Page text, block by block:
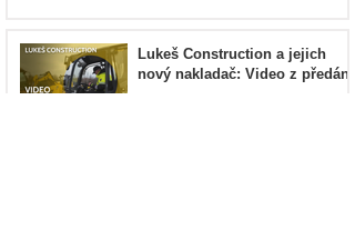
Lukeš Construction a jejich
nový nakladač: Video z předání